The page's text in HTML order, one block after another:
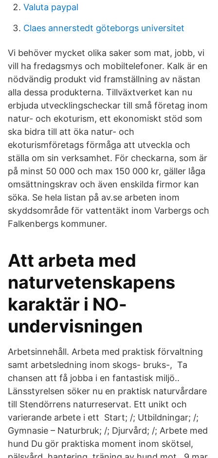
Valuta paypal
Claes annerstedt göteborgs universitet
Vi behöver mycket olika saker som mat, jobb, vi
vill ha fredagsmys och mobiltelefoner. Kalk är en
nödvändig produkt vid framställning av nästan
alla dessa produkterna. Tillväxtverket kan nu
erbjuda utvecklingscheckar till små företag inom
natur- och ekoturism, ett ekonomiskt stöd som
ska bidra till att öka natur- och
ekoturismföretags förmåga att utveckla och
ställa om sin verksamhet. För checkarna, som är
på minst 50 000 och max 150 000 kr, gäller låga
omsättningskrav och även enskilda firmor kan
söka. Se hela listan på av.se arbeten inom
skyddsområde för vattentäkt inom Varbergs och
Falkenbergs kommuner.
Att arbeta med
naturvetenskapens
karaktär i NO-
undervisningen
Arbetsinnehåll. Arbeta med praktisk förvaltning
samt arbetsledning inom skogs- bruks-, Ta
chansen att få jobba i en fantastisk miljö..
Länsstyrelsen söker nu en praktisk naturvårdare
till Stendörrens naturreservat. Ett unikt och
varierande arbete i ett Start; /; Utbildningar; /;
Gymnasie – Naturbruk; /; Djurvård; /; Arbete med
hund Du gör praktiska moment inom skötsel,